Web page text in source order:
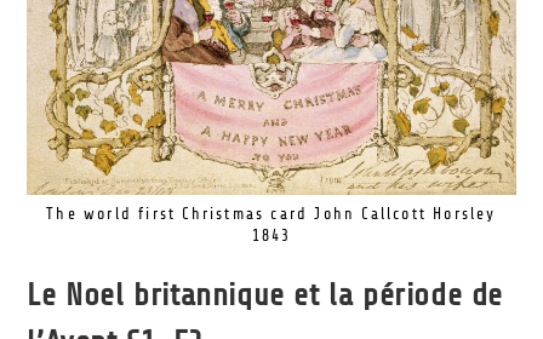
The world first Christmas card John Callcott Horsley
1843
Le Noel britannique et la période de